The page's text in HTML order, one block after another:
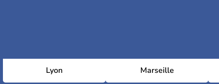
Lyon Marseille